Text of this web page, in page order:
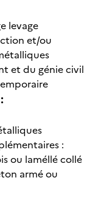
levage
et/ou
et du génie civil
:
ou laméllé collé
armé ou